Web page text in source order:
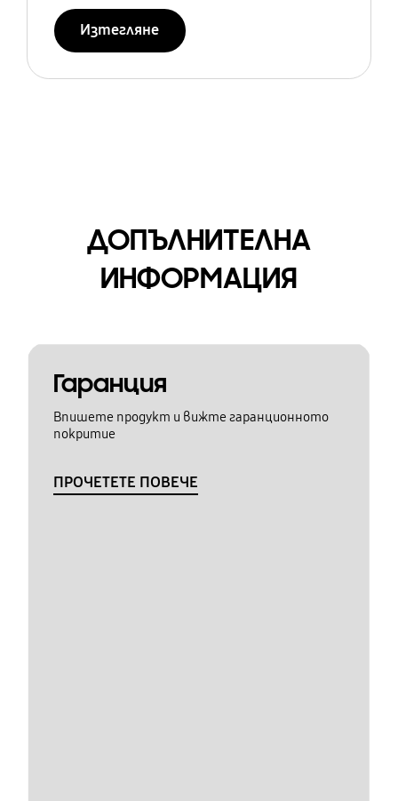
Изтегляне
ДОПЪЛНИТЕЛНА
ИНФОРМАЦИЯ
Гаранция
Впишете продукт и вижте гаранционното
покритие
ПРОЧЕТЕТЕ ПОВЕЧЕ